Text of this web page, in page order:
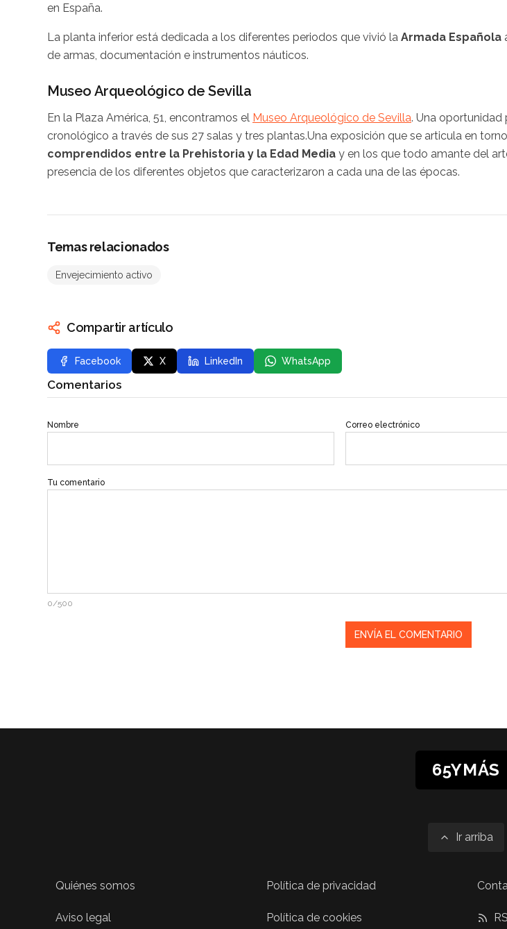
en España.
La planta inferior está dedicada a los diferentes periodos que vivió la Armada Española
de armas, documentación e instrumentos náuticos.
Museo Arqueológico de Sevilla
En la Plaza América, 51, encontramos el Museo Arqueológico de Sevilla. Una oportunidad
cronológico a través de sus 27 salas y tres plantas.Una exposición que se articula en
comprendidos entre la Prehistoria y la Edad Media y en los que todo amante del
presencia de los diferentes objetos que caracterizaron a cada una de las épocas.
Temas relacionados
Envejecimiento activo
Compartir artículo
Facebook X LinkedIn WhatsApp
Comentarios
Nombre Correo electrónico
Tu comentario
0/500
65YMÁS
Ir arriba
Quiénes somos
Aviso legal
Política de privacidad
Política de cookies